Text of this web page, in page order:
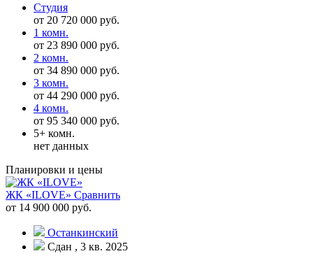
Студия
от 20 720 000 руб.
1 комн.
от 23 890 000 руб.
2 комн.
от 34 890 000 руб.
3 комн.
от 44 290 000 руб.
4 комн.
от 95 340 000 руб.
5+ комн.
нет данных
Планировки и цены
ЖК «ILOVE» Сравнить
от 14 900 000 руб.
Останкинский
Сдан , 3 кв. 2025